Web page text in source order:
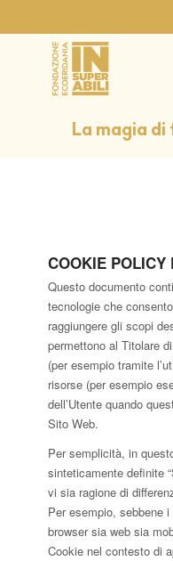
La magia di
COOKIE POLICY
Questo documento
tecnologie che
raggiungere gli scopi
permettono al Titolare
(per esempio tramite
risorse (per esempio
dell’Utente quando
Sito Web.
Per semplicità, in
sinteticamente definite
vi sia ragione di
Per esempio, sebbene
browser sia web sia
Cookie nel contesto di